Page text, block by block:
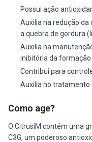
Possui ação
Auxilia na redução
a quebra de gordura
Auxilia na
inibitória da
Contribui para
Auxilia no tratamento
Como age?
O CitrusiM contém uma
C3G, um poderoso